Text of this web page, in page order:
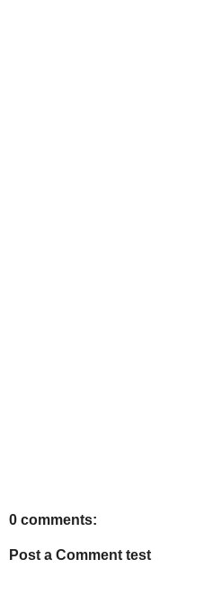
0 comments:
Post a Comment test